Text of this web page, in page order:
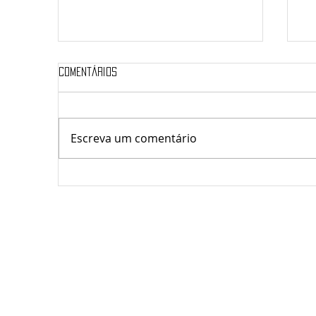
Comentários
Escreva um comentário